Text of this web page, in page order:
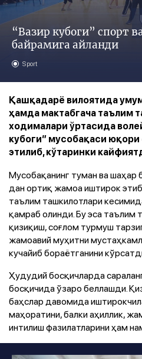
“Вазир кубоги” спорт
байрамига айланди
Sport
Қашқадарё вилоятида
ҳамда мактабгача таълим
ходималари ўртасида
кубоги” мусобақаси
этилиб, кўтаринки
Мусобақанинг туман ва шаҳар
дан ортиқ жамоа иштирок
таълим ташкилотлари
қамраб олинди. Бу эса таълим
қизиқиш, соғлом турмуш
жамоавий муҳитни
кучайиб бораётганини
Ҳудудий босқичларда
босқичида ўзаро беллашди.
баҳслар давомида
маҳоратини, балки аҳиллик,
интилиш фазилатларини ҳам